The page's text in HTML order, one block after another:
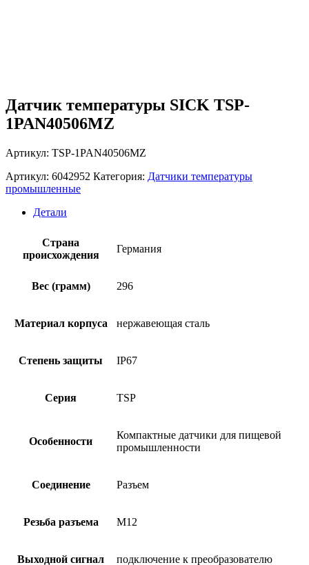
Датчик температуры SICK TSP-
1PAN40506MZ
Артикул: TSP-1PAN40506MZ
Артикул: 6042952 Категория: Датчики температуры
промышленные
Детали
Страна
происхождения
Германия
Вес (грамм) 296
Материал корпуса нержавеющая сталь
Степень защиты IP67
Серия TSP
Особенности
Компактные датчики для пищевой
промышленности
Соединение Разъем
Резьба разъема M12
Выходной сигнал подключение к преобразователю